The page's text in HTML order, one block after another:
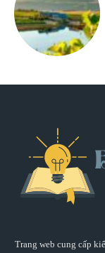
Trang web cung cấp